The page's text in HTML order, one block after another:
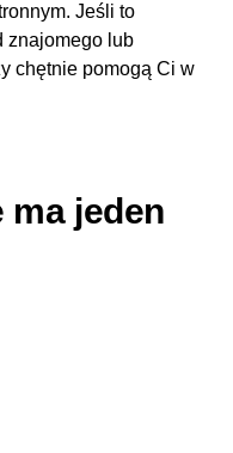
Jeśli to
znajomego lub
chętnie pomogą Ci w
ma jeden